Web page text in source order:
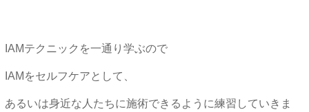
IAMテクニックを一通り学ぶので
IAMをセルフケアとして、
あるいは身近な人たちに施術できるように練習していきま